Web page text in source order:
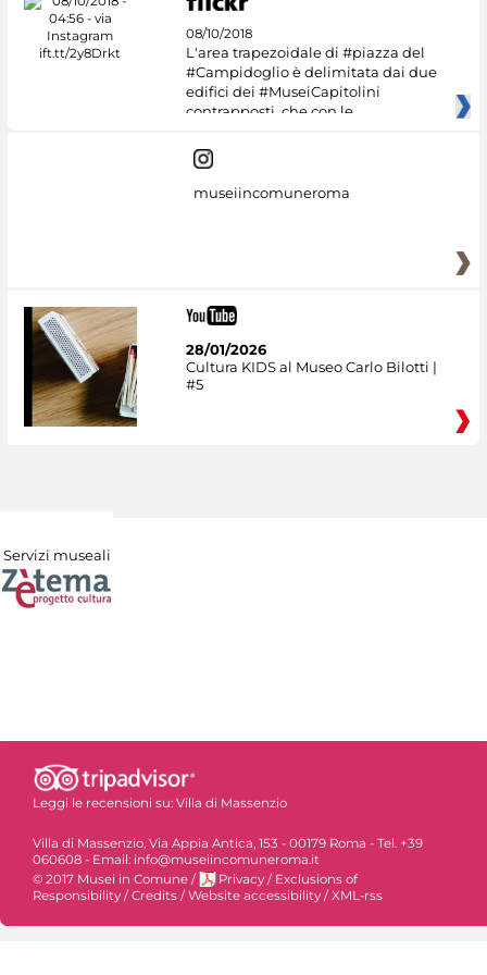
08/10/2018
L'area trapezoidale di #piazza del
#Campidoglio è delimitata dai due
edifici dei #MuseiCapitolini
contrapposti, che con le
museiincomuneroma
28/01/2026
Cultura KIDS al Museo Carlo Bilotti |
#5
Servizi museali
Leggi le recensioni su: Villa di Massenzio
Villa di Massenzio, Via Appia Antica, 153 - 00179 Roma - Tel. +39
060608 - Email: info@museiincomuneroma.it
© 2017 Musei in Comune / Privacy / Exclusions of
Responsibility /Credits /Website accessibility /XML-rss